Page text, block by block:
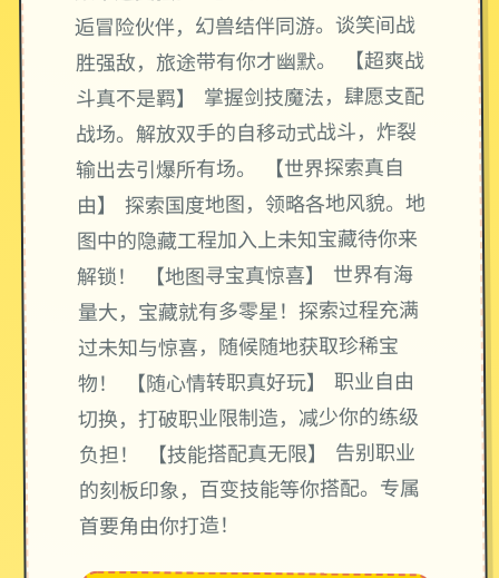
逅冒险伙伴，幻兽结伴同游。谈笑间战
胜强敌，旅途带有你才幽默。 【超爽战
斗真不是羁】 掌握剑技魔法，肆愿支配
战场。解放双手的自移动式战斗，炸裂
输出去引爆所有场。 【世界探索真自
由】 探索国度地图，领略各地风貌。地
图中的隐藏工程加入上未知宝藏待你来
解锁！ 【地图寻宝真惊喜】 世界有海
量大，宝藏就有多零星！探索过程充满
过未知与惊喜，随候随地获取珍稀宝
物！ 【随心情转职真好玩】 职业自由
切换，打破职业限制造，减少你的练级
负担！ 【技能搭配真无限】 告别职业
的刻板印象，百变技能等你搭配。专属
首要角由你打造！